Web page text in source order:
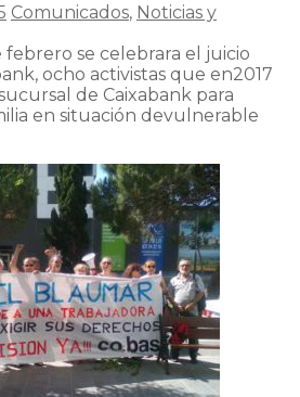
Comunicados, Noticias y
febrero se celebrara el juicio
ocho activistas que en2017
de Caixabank para
en situación devulnerable